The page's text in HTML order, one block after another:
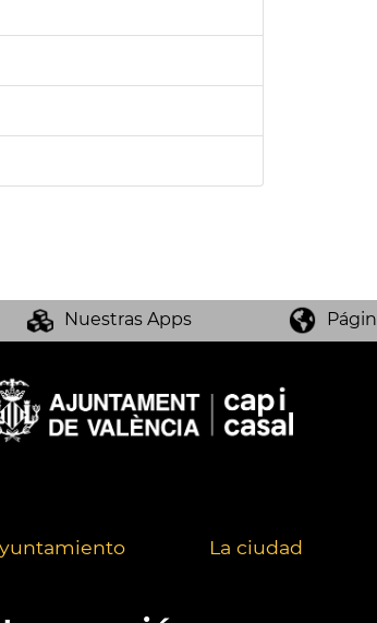
Nuestras Apps
La ciudad